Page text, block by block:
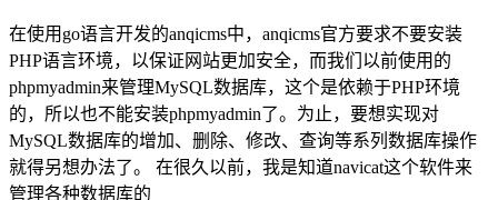
在使用go语言开发的anqicms中，anqicms官方要求不要安装
PHP语言环境，以保证网站更加安全，而我们以前使用的
phpmyadmin来管理MySQL数据库，这个是依赖于PHP环境
的，所以也不能安装phpmyadmin了。为止，要想实现对
MySQL数据库的增加、删除、修改、查询等系列数据库操作
就得另想办法了。 在很久以前，我是知道navicat这个软件来
管理各种数据库的